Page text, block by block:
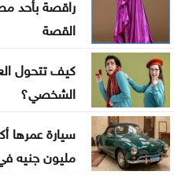
واشنطن: اتفاق مرتقب
الساعات المقبلة
مُسيرة أوكرانية تستهدف
شخصين في القرم
نائب أردوغان: اتفاقية
القصة
كيف تتحول
الشخصي؟
مليون جنيه